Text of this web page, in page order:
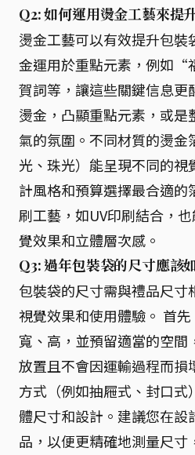
Q2: 如何運用燙金工藝來提
燙金工藝可以有效提升包裝
金運用於重點元素，例如“
賀詞等，讓這些關鍵信息更
燙金，凸顯重點元素，或是
氣的氛圍。不同材質的燙金
光、珠光）能呈現不同的視
計風格和預算選擇最合適的
刷工藝，如UV印刷結合，
覺效果和立體層次感。
Q3: 過年包裝袋的尺寸應該
包裝袋的尺寸需與禮品尺寸
視覺效果和使用體驗。 首
寬、高，並預留適當的空
放置且不會因運輸過程而損
方式（例如抽屜式、封口
體尺寸和設計。建議您在設
品，以便更精確地測量尺寸